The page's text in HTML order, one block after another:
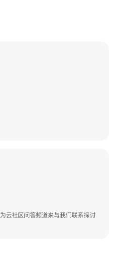
云社区问答频道来与我们联系探讨